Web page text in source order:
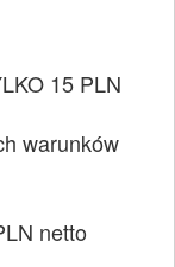
15 PLN
warunków
netto